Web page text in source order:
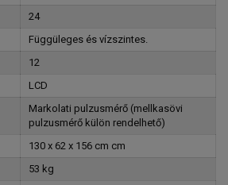
24
Függüleges és vízszintes.
12
LCD
Markolati pulzusmérő (mellkasövi
pulzusmérő külön rendelhető)
130 x 62 x 156 cm cm
53 kg